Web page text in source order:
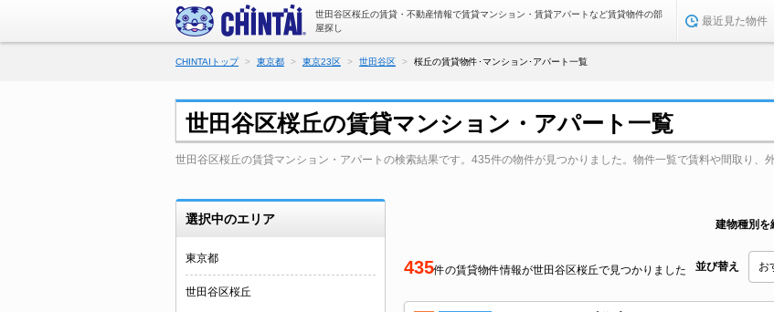
世田谷区桜丘の賃貸・不動産情報で賃貸マンション・賃貸アパートなど賃貸物件の部
屋探し
最近見た物件
CHINTAIトップ 東京都 東京23区 世田谷区 桜丘の賃貸物件･マンション･アパート一覧
世田谷区桜丘の賃貸マンション・アパート一覧
世田谷区桜丘の賃貸マンション・アパートの検索結果です。435件の物件が見つかりました。物件一覧で賃料や間取り、
選択中のエリア
東京都
世田谷区桜丘
建物種別を
435件の賃貸物件情報が世田谷区桜丘で見つかりました 並び替え